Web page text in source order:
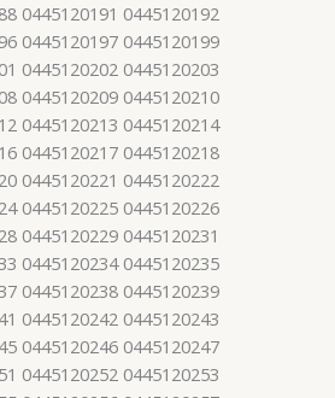
0445120191 0445120192
0445120197 0445120199
0445120202 0445120203
0445120209 0445120210
0445120213 0445120214
0445120217 0445120218
0445120221 0445120222
0445120225 0445120226
0445120229 0445120231
0445120234 0445120235
0445120238 0445120239
0445120242 0445120243
0445120246 0445120247
0445120252 0445120253